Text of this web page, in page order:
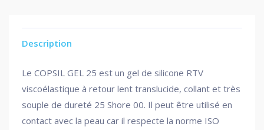
Description
Le COPSIL GEL 25 est un gel de silicone RTV
viscoélastique à retour lent translucide, collant et très
souple de dureté 25 Shore 00. Il peut être utilisé en
contact avec la peau car il respecte la norme ISO